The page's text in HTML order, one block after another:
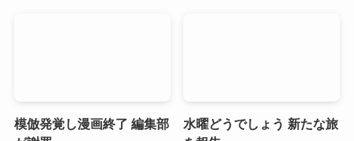
模倣発覚し漫画終了 編集部
水曜どうでしょう 新たな旅